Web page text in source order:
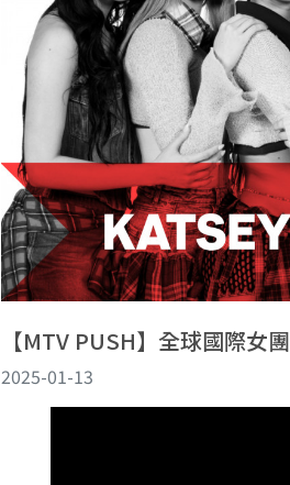
【MTV PUSH】全球國際女
2025-01-13